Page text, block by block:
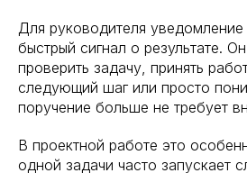
Для руководителя
быстрый сигнал о результате.
проверить задачу, принять
следующий шаг или просто
поручение больше не требует
В проектной работе это
одной задачи часто запускает